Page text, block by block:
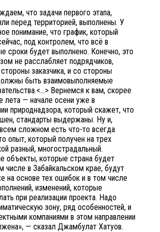
что задачи первого этапа,
перед территорией, выполнены. У
понимание, что график, который
под контролем, что всё в
сроки будет выполнено. Конечно, это
не расслабляет подрядчиков,
заказчика, и со стороны
быть взаимовыполняемые
Вернемся к вам, скорее
лета — начале осени уже в
природнадзора, который скажет, что
стандарты выдержаны. Ну и,
сложном есть что-то всегда
опыт, который получен на трех
разный, многострадальный.
объекты, которые страна будет
числе в Забайкальском крае, будут
на основе тех ошибок и в том числе
изменений, которые
при реализации проекта. Надо
зону, ряд особенностей, и
компаниями в этом направлении
— сказал Джамбулат Хатуов.